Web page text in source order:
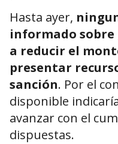
Hasta ayer,
informado
a reducir el
presentar
sanción. Por el
disponible
avanzar con el
dispuestas.